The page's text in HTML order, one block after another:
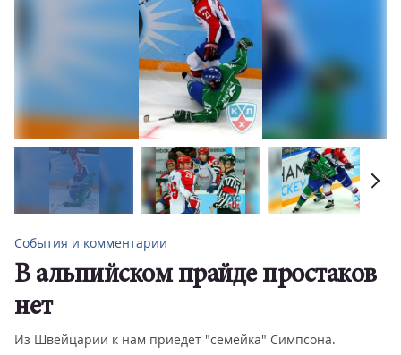
События и комментарии
В альпийском прайде простаков
нет
Из Швейцарии к нам приедет "семейка" Симпсона.